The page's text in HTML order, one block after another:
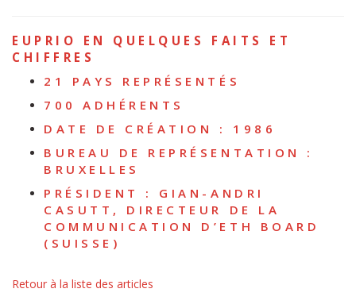
EUPRIO EN QUELQUES FAITS ET
CHIFFRES
21 PAYS REPRÉSENTÉS
700 ADHÉRENTS
DATE DE CRÉATION : 1986
BUREAU DE REPRÉSENTATION :
BRUXELLES
PRÉSIDENT : GIAN-ANDRI
CASUTT, DIRECTEUR DE LA
COMMUNICATION D’ETH BOARD
(SUISSE)
Retour à la liste des articles